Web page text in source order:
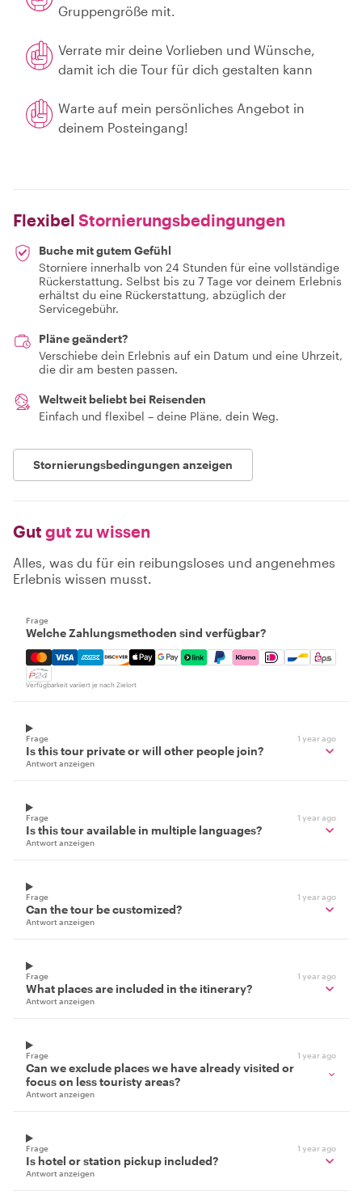
Gruppengröße mit.
Verrate mir deine Vorlieben und Wünsche,
damit ich die Tour für dich gestalten kann
Warte auf mein persönliches Angebot in
deinem Posteingang!
Flexibel Stornierungsbedingungen
Buche mit gutem Gefühl
Storniere innerhalb von 24 Stunden für eine vollständige
Rückerstattung. Selbst bis zu 7 Tage vor deinem Erlebnis
erhältst du eine Rückerstattung, abzüglich der
Servicegebühr.
Pläne geändert?
Verschiebe dein Erlebnis auf ein Datum und eine Uhrzeit,
die dir am besten passen.
Weltweit beliebt bei Reisenden
Einfach und flexibel – deine Pläne, dein Weg.
Stornierungsbedingungen anzeigen
Gut gut zu wissen
Alles, was du für ein reibungsloses und angenehmes
Erlebnis wissen musst.
Frage
Welche Zahlungsmethoden sind verfügbar?
Mastercard, Visa, Amex, Discover, Apple Pay, Google
Verfügbarkeit variiert je nach Zielort
Frage 1 year ago
Is this tour private or will other people join?
Antwort anzeigen
Frage 1 year ago
Is this tour available in multiple languages?
Antwort anzeigen
Frage 1 year ago
Can the tour be customized?
Antwort anzeigen
Frage 1 year ago
What places are included in the itinerary?
Antwort anzeigen
Frage 1 year ago
Can we exclude places we have already visited or
focus on less touristy areas?
Antwort anzeigen
Frage 1 year ago
Is hotel or station pickup included?
Antwort anzeigen